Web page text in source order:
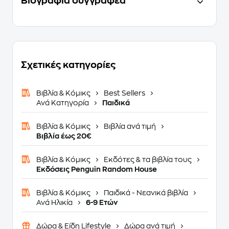
Σχετικές κατηγορίες
Βιβλία & Κόμικς
Best Sellers
Ανά Κατηγορία
Παιδικά
Βιβλία & Κόμικς
Βιβλία ανά τιμή
Βιβλία έως 20€
Βιβλία & Κόμικς
Εκδότες & τα βιβλία τους
Εκδόσεις Penguin Random House
Βιβλία & Κόμικς
Παιδικά - Νεανικά βιβλία
Ανά Ηλικία
6-9 Ετών
Δώρα & Είδη Lifestyle
Δώρα ανά τιμή